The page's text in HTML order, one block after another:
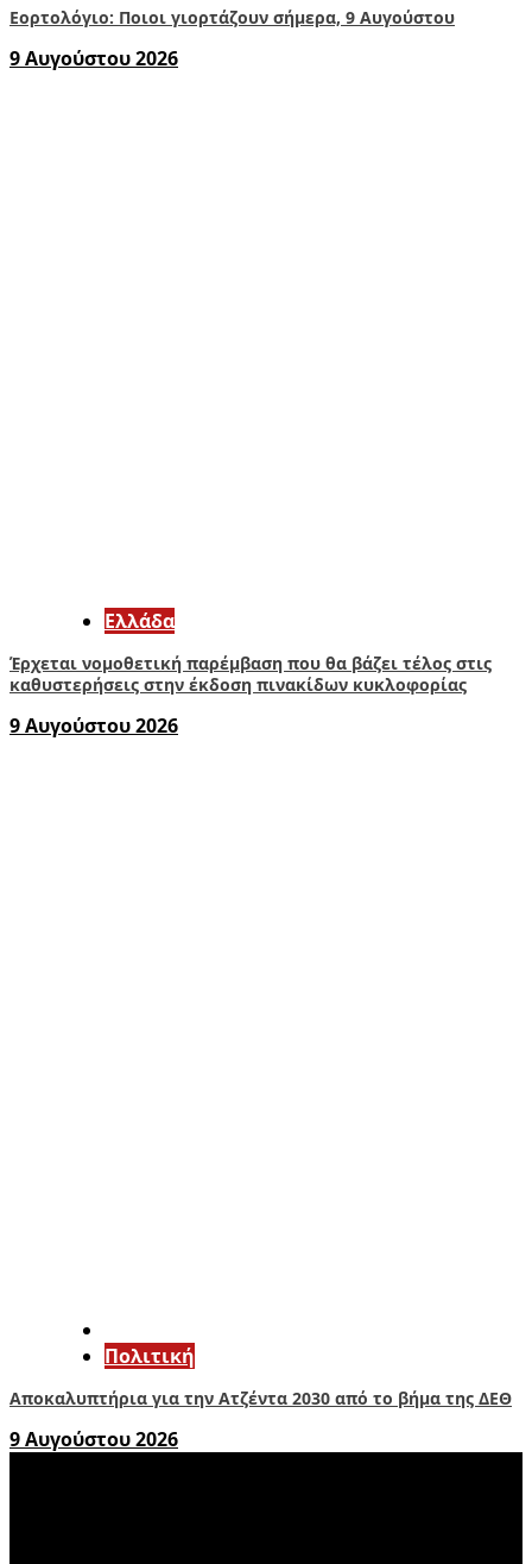
Εορτολόγιο: Ποιοι γιορτάζουν σήμερα, 9 Αυγούστου
9 Αυγούστου 2026
Ελλάδα
Έρχεται νομοθετική παρέμβαση που θα βάζει τέλος στις
καθυστερήσεις στην έκδοση πινακίδων κυκλοφορίας
9 Αυγούστου 2026
Πολιτική
Αποκαλυπτήρια για την Ατζέντα 2030 από το βήμα της ΔΕΘ
9 Αυγούστου 2026